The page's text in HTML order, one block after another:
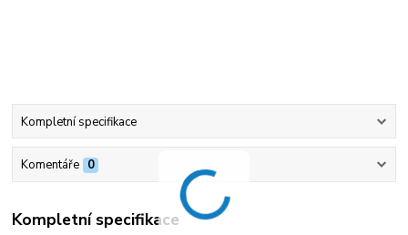
Kompletní specifikace
Komentáře 0
Kompletní specifikace